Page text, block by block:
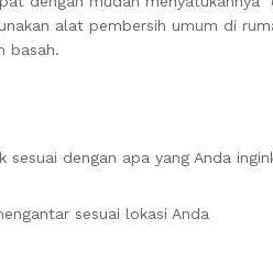
alat pembersih umum di
basah.
dengan apa yang Anda
sesuai lokasi Anda